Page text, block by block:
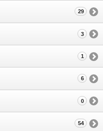
29
3
1
6
0
54